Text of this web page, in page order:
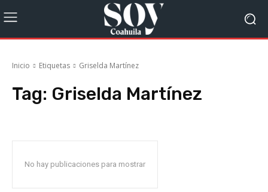
Inicio Etiquetas Griselda Martínez
Tag: Griselda Martínez
No hay publicaciones para mostrar